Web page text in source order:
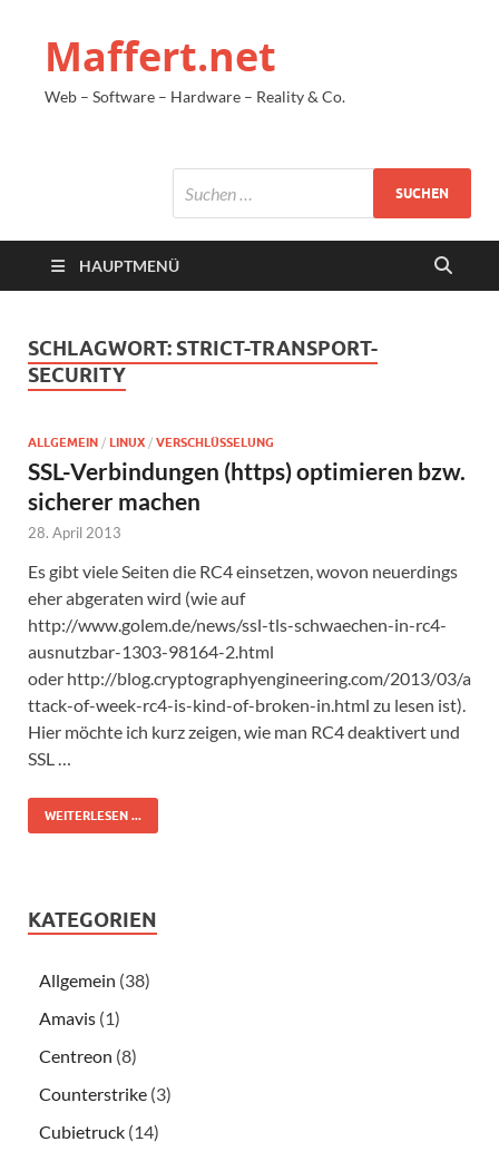
Maffert.net
Web – Software – Hardware – Reality & Co.
HAUPTMENÜ
SCHLAGWORT: STRICT-TRANSPORT-
SECURITY
ALLGEMEIN / LINUX / VERSCHLÜSSELUNG
SSL-Verbindungen (https) optimieren bzw.
sicherer machen
28. April 2013
Es gibt viele Seiten die RC4 einsetzen, wovon neuerdings
eher abgeraten wird (wie auf
http://www.golem.de/news/ssl-tls-schwaechen-in-rc4-
ausnutzbar-1303-98164-2.html
oder http://blog.cryptographyengineering.com/2013/03/a
ttack-of-week-rc4-is-kind-of-broken-in.html zu lesen ist).
Hier möchte ich kurz zeigen, wie man RC4 deaktivert und
SSL …
WEITERLESEN ...
KATEGORIEN
Allgemein (38)
Amavis (1)
Centreon (8)
Counterstrike (3)
Cubietruck (14)